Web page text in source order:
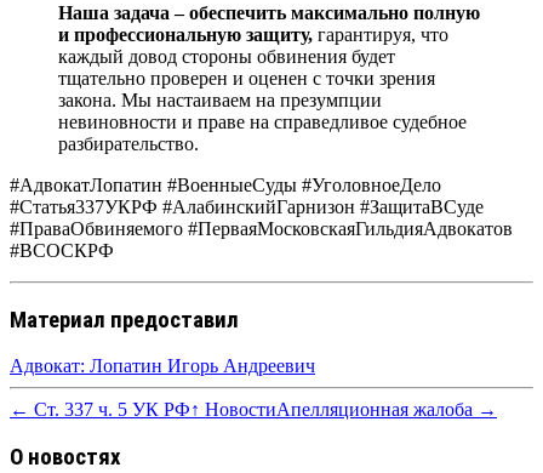
Наша задача – обеспечить максимально полную
и профессиональную защиту, гарантируя, что
каждый довод стороны обвинения будет
тщательно проверен и оценен с точки зрения
закона. Мы настаиваем на презумпции
невиновности и праве на справедливое судебное
разбирательство.
#АдвокатЛопатин #ВоенныеСуды #УголовноеДело
#Статья337УКРФ #АлабинскийГарнизон #ЗащитаВСуде
#ПраваОбвиняемого #ПерваяМосковскаяГильдияАдвокатов
#ВСОСКРФ
Материал предоставил
Адвокат: Лопатин Игорь Андреевич
← Ст. 337 ч. 5 УК РФ↑ НовостиАпелляционная жалоба →
О новостях